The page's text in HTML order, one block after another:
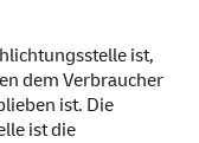
ist,
dem Verbraucher
ist. Die
ist die